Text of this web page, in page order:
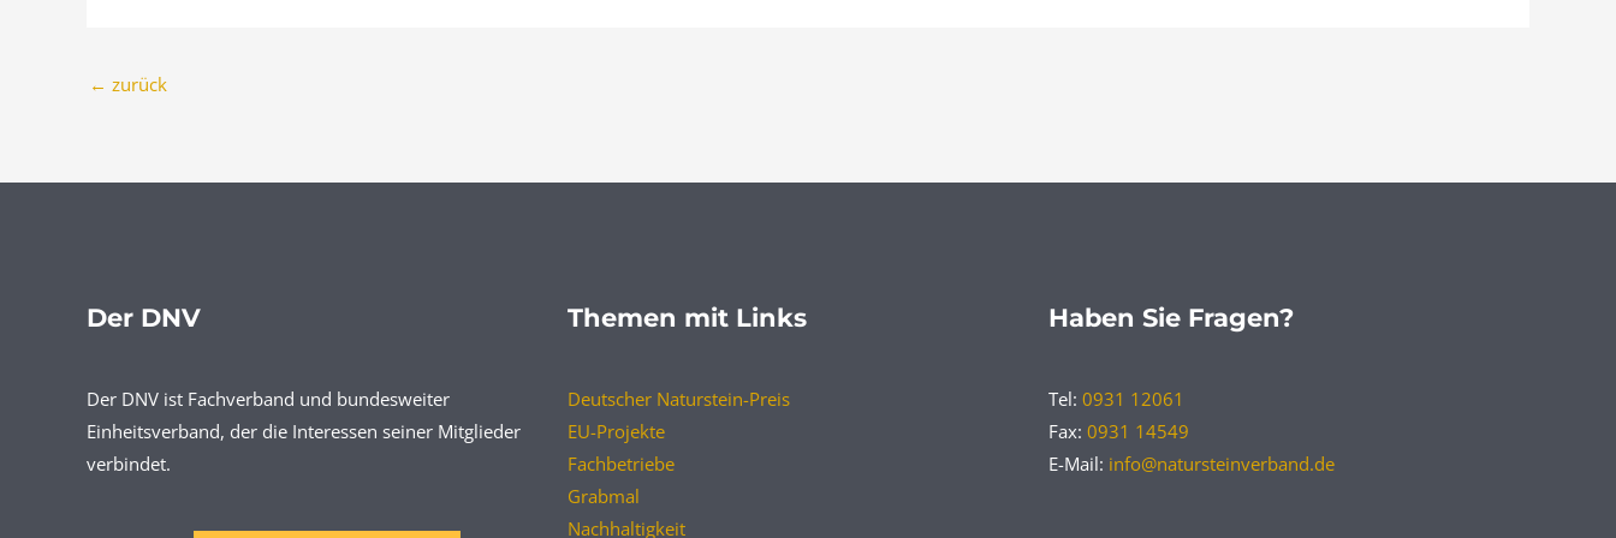
← zurück
Der DNV
Der DNV ist Fachverband und bundesweiter
Einheitsverband, der die Interessen seiner Mitglieder
verbindet.
Themen mit Links
Deutscher Naturstein-Preis
EU-Projekte
Fachbetriebe
Grabmal
Nachhaltigkeit
Haben Sie Fragen?
Tel: 0931 12061
Fax: 0931 14549
E-Mail: info@natursteinverband.de